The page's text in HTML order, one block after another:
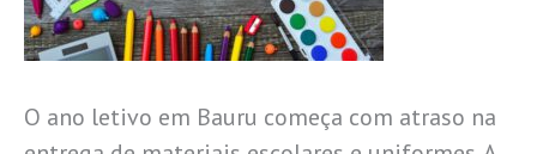
O ano letivo em Bauru começa com atraso na